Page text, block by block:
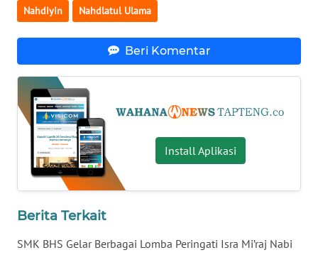
Nahdiyin Nahdlatul Ulama
Beri Komentar
Install Aplikasi
Berita Terkait
SMK BHS Gelar Berbagai Lomba Peringati Isra Mi’raj Nabi
KALSEL
WN
KALTIM
WN
WN